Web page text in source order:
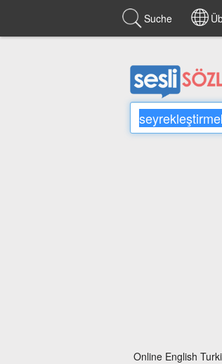
Suche
Online English